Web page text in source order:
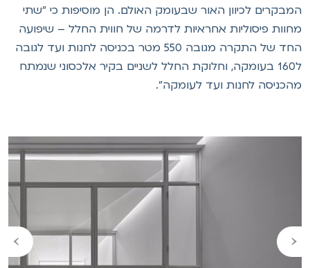
לכיוון האור שבעומק האולם. הן מוסיפות כי "שתי
פיסוליות אחראיות לדרמה של חווית החלל – שיפועה
החד של התקרה מגובה 550 מטר בכניסה לחנות ועד לגובה
ל160 בעומקה, וחלוקת החלל לשניים בקיר אלכסוני שנמתח
לחנות ועד לעומקה".
›